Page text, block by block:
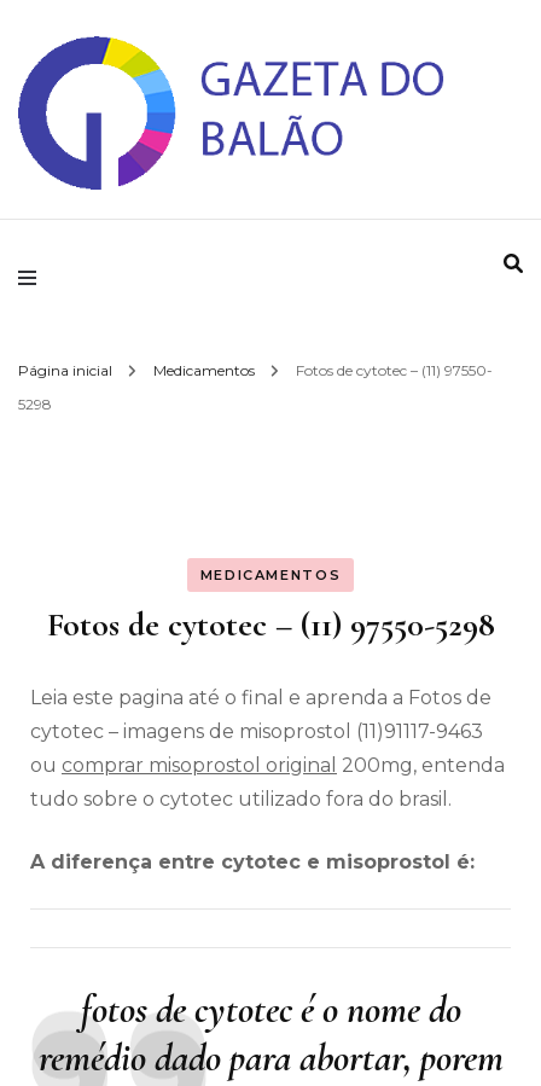
Gazeta do Balao
Página inicial Medicamentos
Fotos de cytotec – (11) 97550-
5298
MEDICAMENTOS
Fotos de cytotec – (11) 97550-5298
Leia este pagina até o final e aprenda a Fotos de
cytotec – imagens de misoprostol (11)91117-9463
ou comprar misoprostol original 200mg, entenda
tudo sobre o cytotec utilizado fora do brasil.
A diferença entre cytotec e misoprostol é:
fotos de cytotec é o nome do
remédio dado para abortar, porem